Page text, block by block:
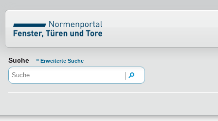
Suche Erweiterte Suche